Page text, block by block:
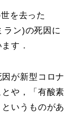
を去った
ン)の死因に
す．
が新型コロナ
や，「有酸素
いうものがあ